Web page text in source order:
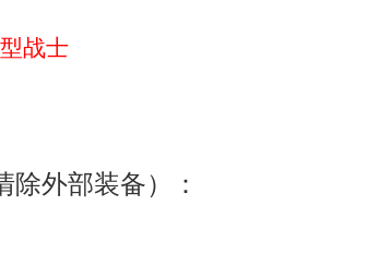
战士
外部装备）：